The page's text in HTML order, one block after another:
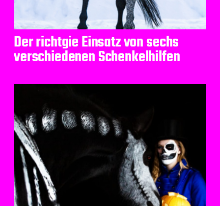
Der richtgie Einsatz von sechs
verschiedenen Schenkelhilfen